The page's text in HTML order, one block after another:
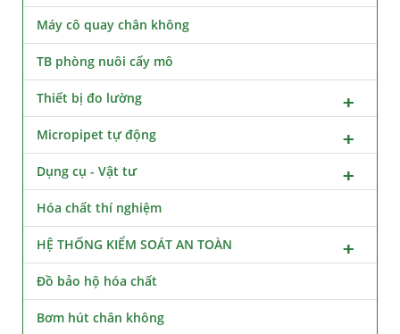
Máy cô quay chân không
TB phòng nuôi cấy mô
Thiết bị đo lường
Micropipet tự động
Dụng cụ - Vật tư
Hóa chất thí nghiệm
HỆ THỐNG KIỂM SOÁT AN TOÀN
Đồ bảo hộ hóa chất
Bơm hút chân không